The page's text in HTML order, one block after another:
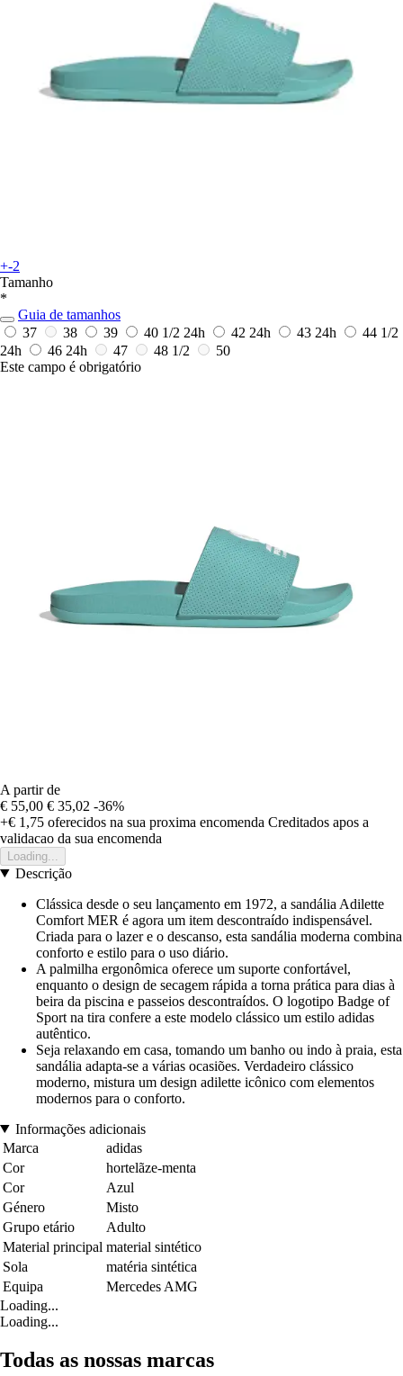
+-2
Tamanho
*
Guia de tamanhos
37
38 39 40 1/2 24h 42 24h 43 24h
44 1/2
24h
46 24h 47 48 1/2
50
Este campo é obrigatório
A partir de
€ 55,00 € 35,02 -36%
+€ 1,75 oferecidos na sua proxima encomenda Creditados apos a
validacao da sua encomenda
Loading...
Descrição
Clássica desde o seu lançamento em 1972, a sandália Adilette
Comfort MER é agora um item descontraído indispensável.
Criada para o lazer e o descanso, esta sandália moderna combina
conforto e estilo para o uso diário.
A palmilha ergonômica oferece um suporte confortável,
enquanto o design de secagem rápida a torna prática para dias à
beira da piscina e passeios descontraídos. O logotipo Badge of
Sport na tira confere a este modelo clássico um estilo adidas
autêntico.
Seja relaxando em casa, tomando um banho ou indo à praia, esta
sandália adapta-se a várias ocasiões. Verdadeiro clássico
moderno, mistura um design adilette icônico com elementos
modernos para o conforto.
Informações adicionais
Marca
adidas
Cor
hortelãze-menta
Cor
Azul
Género
Misto
Grupo etário
Adulto
Material principal material sintético
Sola
matéria sintética
Equipa
Mercedes AMG
Loading...
Loading...
Todas as nossas marcas